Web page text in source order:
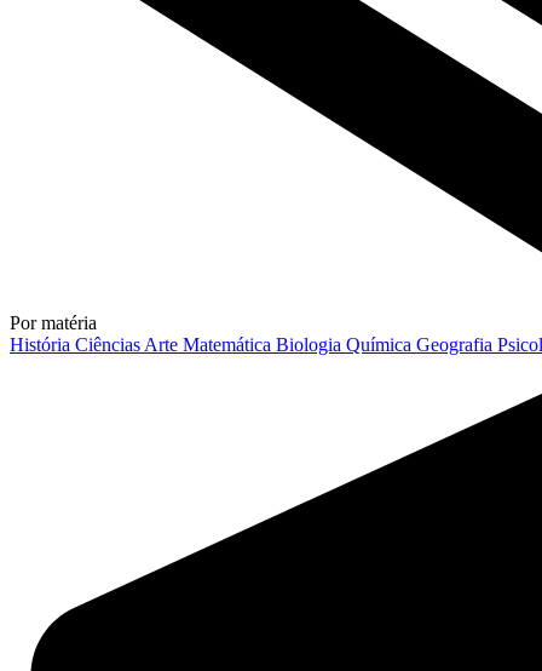
Por matéria
História Ciências Arte Matemática Biologia Química Geografia